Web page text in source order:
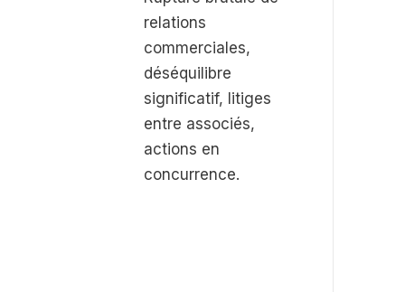
relations
commerciales,
déséquilibre
significatif, litiges
entre associés,
actions en
concurrence.